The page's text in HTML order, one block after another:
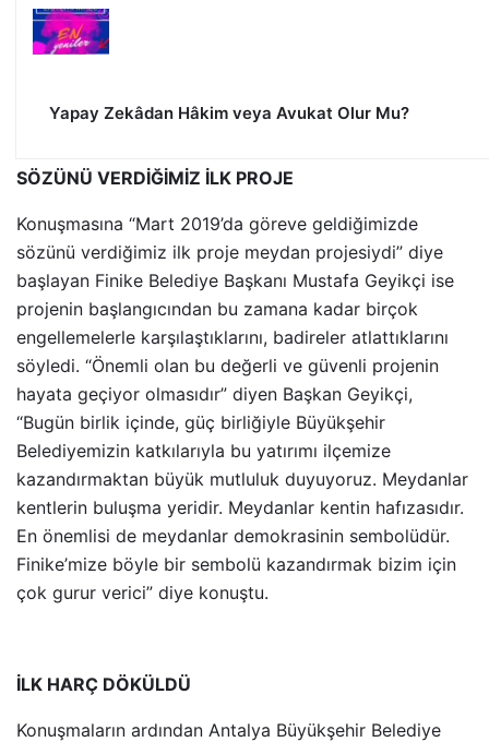
Yapay Zekâdan Hâkim veya Avukat Olur Mu?
SÖZÜNÜ VERDİĞİMİZ İLK PROJE
Konuşmasına “Mart 2019’da göreve geldiğimizde
sözünü verdiğimiz ilk proje meydan projesiydi” diye
başlayan Finike Belediye Başkanı Mustafa Geyikçi ise
projenin başlangıcından bu zamana kadar birçok
engellemelerle karşılaştıklarını, badireler atlattıklarını
söyledi. “Önemli olan bu değerli ve güvenli projenin
hayata geçiyor olmasıdır” diyen Başkan Geyikçi,
“Bugün birlik içinde, güç birliğiyle Büyükşehir
Belediyemizin katkılarıyla bu yatırımı ilçemize
kazandırmaktan büyük mutluluk duyuyoruz. Meydanlar
kentlerin buluşma yeridir. Meydanlar kentin hafızasıdır.
En önemlisi de meydanlar demokrasinin sembolüdür.
Finike’mize böyle bir sembolü kazandırmak bizim için
çok gurur verici” diye konuştu.
İLK HARÇ DÖKÜLDÜ
Konuşmaların ardından Antalya Büyükşehir Belediye